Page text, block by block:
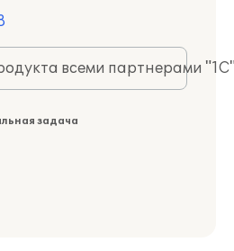
всеми партнерами
задача